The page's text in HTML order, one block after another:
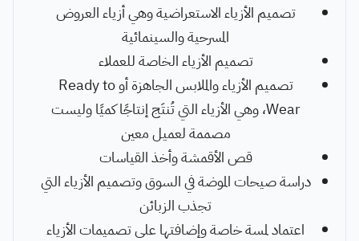
تصميم الأزياء الاستعراضية وهي أزياء العروض
المسرحية والسينمائية
تصميم الأزياء الخاصة للعملاء
تصميم الأزياء والملابس الجاهزة أو Ready to
Wear، وهي الأزياء التي تُنتَج إنتاجًا كميًا وليست
مصممة لعميل معين
قص الأقمشة وأخذ القياسات
دراسة صيحات الموضة في السوق وتصميم الأزياء التي
تجذب الزبائن
اعتماد لمسة خاصة وإضافتها على تصميمات الأزياء